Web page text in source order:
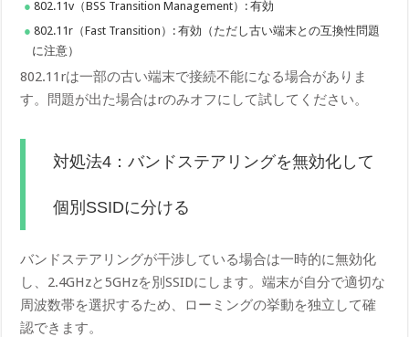
802.11v（BSS Transition Management）: 有効
802.11r（Fast Transition）: 有効（ただし古い端末との互換性問題
に注意）
802.11rは一部の古い端末で接続不能になる場合がありま
す。問題が出た場合はrのみオフにして試してください。
対処法4：バンドステアリングを無効化して
個別SSIDに分ける
バンドステアリングが干渉している場合は一時的に無効化
し、2.4GHzと5GHzを別SSIDにします。端末が自分で適切な
周波数帯を選択するため、ローミングの挙動を独立して確
認できます。